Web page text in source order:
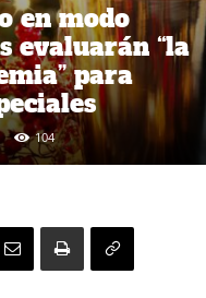
en modo
evaluarán “la
para
104